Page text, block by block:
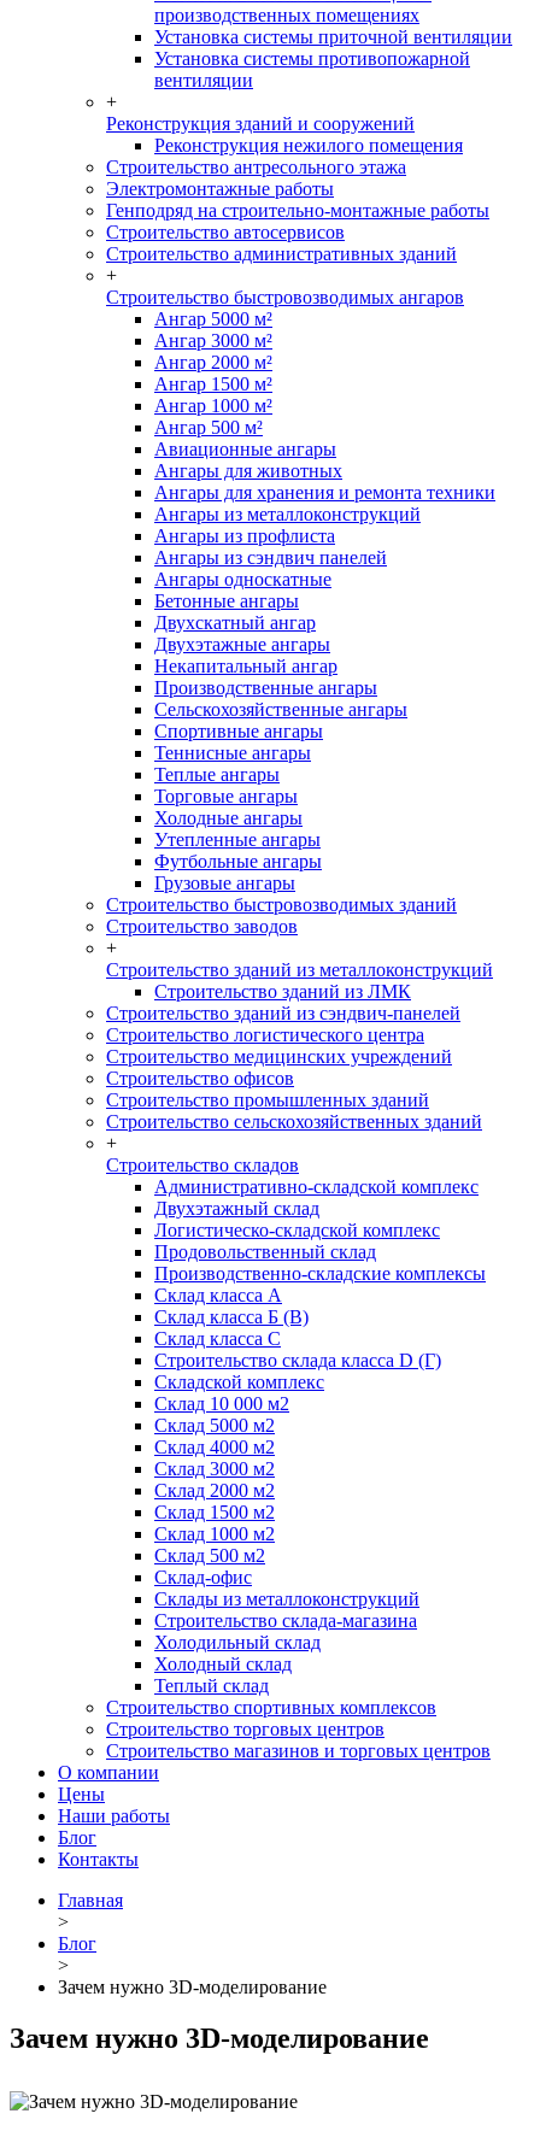
производственных помещениях
Установка системы приточной вентиляции
Установка системы противопожарной
вентиляции
+
Реконструкция зданий и сооружений
Реконструкция нежилого помещения
Строительство антресольного этажа
Электромонтажные работы
Генподряд на строительно-монтажные работы
Строительство автосервисов
Строительство административных зданий
+
Строительство быстровозводимых ангаров
Ангар 5000 м²
Ангар 3000 м²
Ангар 2000 м²
Ангар 1500 м²
Ангар 1000 м²
Ангар 500 м²
Авиационные ангары
Ангары для животных
Ангары для хранения и ремонта техники
Ангары из металлоконструкций
Ангары из профлиста
Ангары из сэндвич панелей
Ангары односкатные
Бетонные ангары
Двухскатный ангар
Двухэтажные ангары
Некапитальный ангар
Производственные ангары
Сельскохозяйственные ангары
Спортивные ангары
Теннисные ангары
Теплые ангары
Торговые ангары
Холодные ангары
Утепленные ангары
Футбольные ангары
Грузовые ангары
Строительство быстровозводимых зданий
Строительство заводов
+
Строительство зданий из металлоконструкций
Строительство зданий из ЛМК
Строительство зданий из сэндвич-панелей
Строительство логистического центра
Строительство медицинских учреждений
Строительство офисов
Строительство промышленных зданий
Строительство сельскохозяйственных зданий
+
Строительство складов
Административно-складской комплекс
Двухэтажный склад
Логистическо-складской комплекс
Продовольственный склад
Производственно-складские комплексы
Склад класса А
Склад класса Б (B)
Склад класса С
Строительство склада класса D (Г)
Складской комплекс
Склад 10 000 м2
Склад 5000 м2
Склад 4000 м2
Склад 3000 м2
Склад 2000 м2
Склад 1500 м2
Склад 1000 м2
Склад 500 м2
Склад-офис
Склады из металлоконструкций
Строительство склада-магазина
Холодильный склад
Холодный склад
Теплый склад
Строительство спортивных комплексов
Строительство торговых центров
Строительство магазинов и торговых центров
О компании
Цены
Наши работы
Блог
Контакты
Главная
>
Блог
>
Зачем нужно 3D-моделирование
Зачем нужно 3D-моделирование